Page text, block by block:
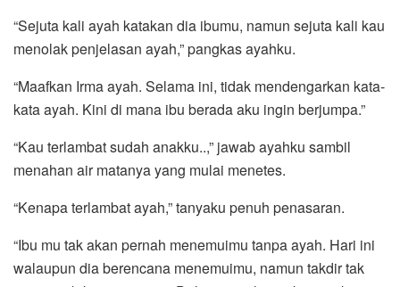
“Sejuta kali ayah katakan dia ibumu, namun sejuta kali kau
menolak penjelasan ayah,” pangkas ayahku.
“Maafkan Irma ayah. Selama ini, tidak mendengarkan kata-
kata ayah. Kini di mana ibu berada aku ingin berjumpa.”
“Kau terlambat sudah anakku..,” jawab ayahku sambil
menahan air matanya yang mulai menetes.
“Kenapa terlambat ayah,” tanyaku penuh penasaran.
“Ibu mu tak akan pernah menemuimu tanpa ayah. Hari ini
walaupun dia berencana menemuimu, namun takdir tak